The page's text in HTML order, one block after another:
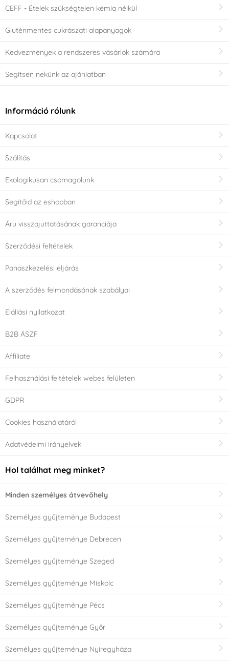
CEFF - Ételek szükségtelen kémia nélkül
Gluténmentes cukrászati alapanyagok
Kedvezmények a rendszeres vásárlók számára
Segítsen nekünk az ajánlatban
Információ rólunk
Kapcsolat
Szálítás
Ekologikusan csomagolunk
Segítőid az eshopban
Áru visszajuttatásának garanciája
Szerződési feltételek
Panaszkezelési eljárás
A szerződés felmondásának szabályai
Elállási nyilatkozat
B2B ÁSZF
Affiliate
Felhasználási feltételek webes felületen
GDPR
Cookies használatáról
Adatvédelmi irányelvek
Hol találhat meg minket?
Minden személyes átvevőhely
Személyes gyűjteménye Budapest
Személyes gyűjteménye Debrecen
Személyes gyűjteménye Szeged
Személyes gyűjteménye Miskolc
Személyes gyűjteménye Pécs
Személyes gyűjteménye Győr
Személyes gyűjteménye Nyíregyháza